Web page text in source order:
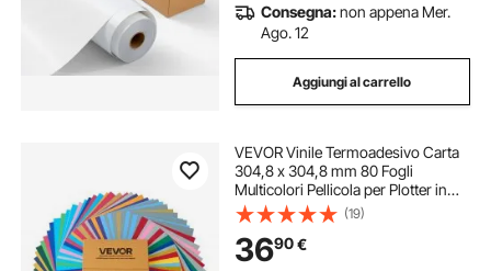
Consegna:non appena Mer.
Ago. 12
Aggiungi al carrello
VEVOR Vinile Termoadesivo Carta
304,8 x 304,8 mm 80 Fogli
Multicolori Pellicola per Plotter in
Vinile a Trasferimento Termico per
Macchine da Taglio, Pellicola
Termoadesiva per Magliette,
Cappelli
(19)
3690€